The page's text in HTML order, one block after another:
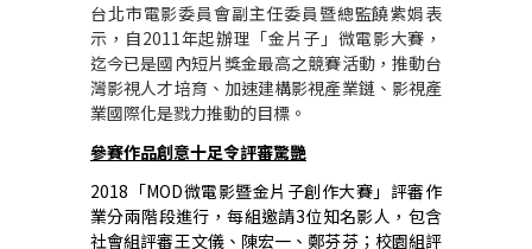
台北市電影委員會副主任委員暨總監饒紫娟表
示，自2011年起辦理「金片子」微電影大賽，
迄今已是國內短片獎金最高之競賽活動，推動台
灣影視人才培育、加速建構影視產業鏈、影視產
業國際化是戮力推動的目標。
參賽作品創意十足令評審驚艷
2018 「MOD微電影暨金片子創作大賽」評審作
業分兩階段進行，每組邀請3位知名影人，包含
社會組評審王文儀、陳宏一、鄭芬芬；校園組評